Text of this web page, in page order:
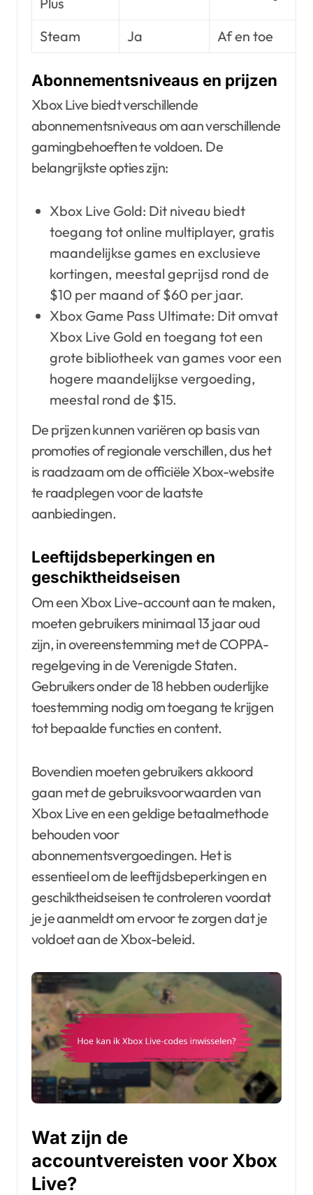
Steam Ja Af en toe
Abonnementsniveaus en prijzen
Xbox Live biedt verschillende
abonnementsniveaus om aan verschillende
gamingbehoeften te voldoen. De
belangrijkste opties zijn:
Xbox Live Gold: Dit niveau biedt
toegang tot online multiplayer, gratis
maandelijkse games en exclusieve
kortingen, meestal geprijsd rond de
$10 per maand of $60 per jaar.
Xbox Game Pass Ultimate: Dit omvat
Xbox Live Gold en toegang tot een
grote bibliotheek van games voor een
hogere maandelijkse vergoeding,
meestal rond de $15.
De prijzen kunnen variëren op basis van
promoties of regionale verschillen, dus het
is raadzaam om de officiële Xbox-website
te raadplegen voor de laatste
aanbiedingen.
Leeftijdsbeperkingen en
geschiktheidseisen
Om een Xbox Live-account aan te maken,
moeten gebruikers minimaal 13 jaar oud
zijn, in overeenstemming met de COPPA-
regelgeving in de Verenigde Staten.
Gebruikers onder de 18 hebben ouderlijke
toestemming nodig om toegang te krijgen
tot bepaalde functies en content.
Bovendien moeten gebruikers akkoord
gaan met de gebruiksvoorwaarden van
Xbox Live en een geldige betaalmethode
behouden voor
abonnementsvergoedingen. Het is
essentieel om de leeftijdsbeperkingen en
geschiktheidseisen te controleren voordat
je je aanmeldt om ervoor te zorgen dat je
voldoet aan de Xbox-beleid.
Wat zijn de
accountvereisten voor Xbox
Live?